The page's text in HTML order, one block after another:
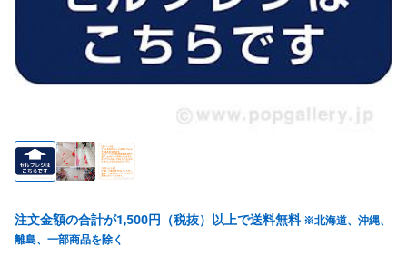
注文金額の合計が1,500円（税抜）以上で送料無料 ※北海道、沖縄、
離島、一部商品を除く